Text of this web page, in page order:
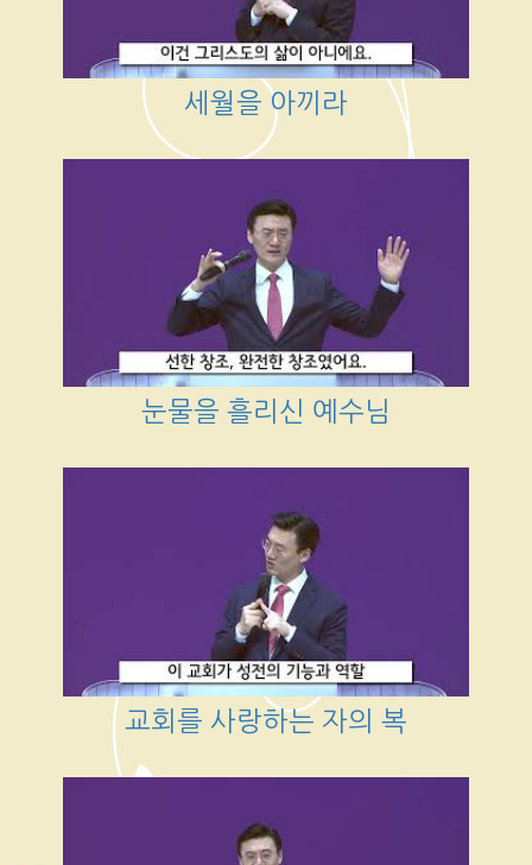
세월을 아끼라
눈물을 흘리신 예수님
교회를 사랑하는 자의 복